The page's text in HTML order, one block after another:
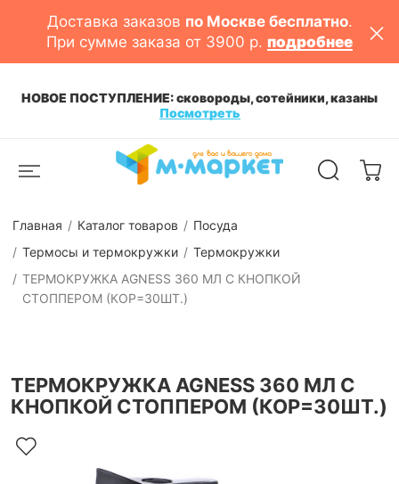
Доставка заказов по Москве бесплатно.
При сумме заказа от 3900 р. подробнее
НОВОЕ ПОСТУПЛЕНИЕ: сковороды, сотейники, казаны
Посмотреть
Главная Каталог товаров
Посуда
Термосы и термокружки
Термокружки
ТЕРМОКРУЖКА AGNESS 360 МЛ С КНОПКОЙ
СТОППЕРОМ (КОР=30ШТ.)
ТЕРМОКРУЖКА AGNESS 360 МЛ С
КНОПКОЙ СТОППЕРОМ (КОР=30ШТ.)